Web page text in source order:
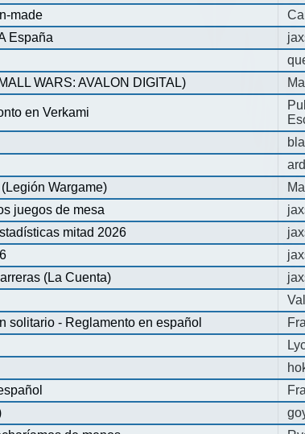
made
España
WARS: AVALON DIGITAL)
en Verkami
Wargame)
juegos de mesa
mitad 2026
(La Cuenta)
solitario - Reglamento en español